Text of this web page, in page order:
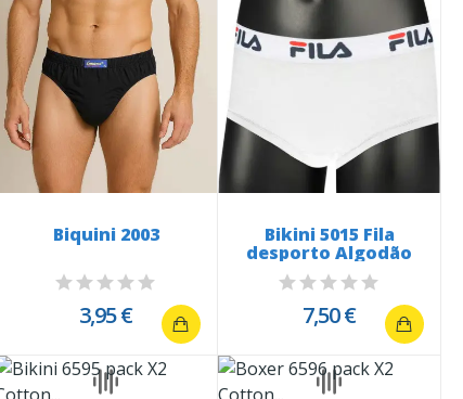
Biquini 2003
3,95 €
Bikini 5015 Fila
desporto Algodão
7,50 €